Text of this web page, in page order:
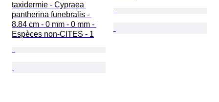
taxidermie - Cypraea
pantherina funebralis -
8.84 cm - 0 mm - 0 mm -
Espèces non-CITES - 1